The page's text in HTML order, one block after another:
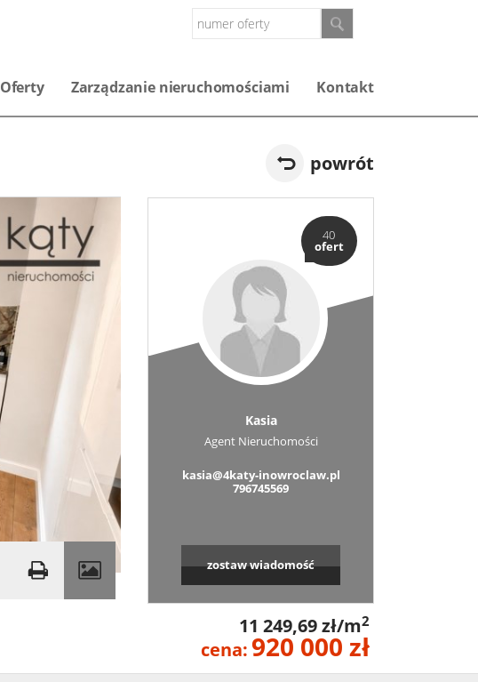
Oferty Zarządzanie nieruchomościami Kontakt
powrót
40
ofert
Kasia
Agent Nieruchomości
kasia@4katy-inowroclaw.pl
796745569
zostaw wiadomość
11 249,69 zł/m2
cena: 920 000 zł